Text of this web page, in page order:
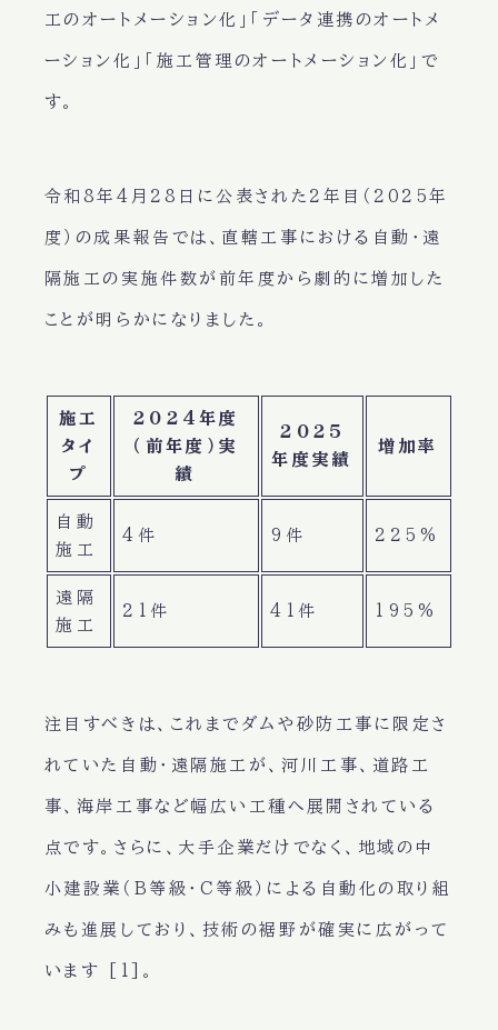
工のオートメーション化」「データ連携のオートメ
ーション化」「施工管理のオートメーション化」で
す。
令和8年4月28日に公表された2年目（2025年
度）の成果報告では、直轄工事における自動・遠
隔施工の実施件数が前年度から劇的に増加した
ことが明らかになりました。
施工
タイ
プ
2024年度
（前年度）実
績
2025
年度実績
増加率
自動
施工
4件 9件 225%
遠隔
施工
21件 41件 195%
注目すべきは、これまでダムや砂防工事に限定さ
れていた自動・遠隔施工が、河川工事、道路工
事、海岸工事など幅広い工種へ展開されている
点です。さらに、大手企業だけでなく、地域の中
小建設業（B等級・C等級）による自動化の取り組
みも進展しており、技術の裾野が確実に広がって
います [1]。